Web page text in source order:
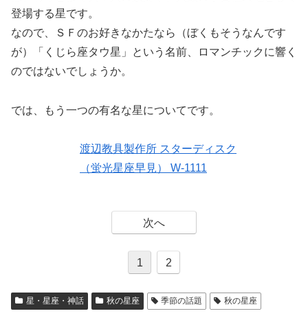
登場する星です。
なので、ＳＦのお好きなかたなら（ぼくもそうなんです
が）「くじら座タウ星」という名前、ロマンチックに響く
のではないでしょうか。
では、もう一つの有名な星についてです。
渡辺教具製作所 スターディスク
（蛍光星座早見） W-1111
次へ
1 2
星・星座・神話 秋の星座 季節の話題 秋の星座